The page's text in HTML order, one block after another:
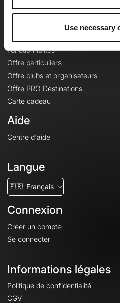
Use necessary
Fonctionnalités
Offre particuliers
Offre clubs et organisateurs
Offre PRO Destinations
Carte cadeau
Aide
Centre d'aide
Langue
🇫🇷 Français
Connexion
Créer un compte
Se connecter
Informations légales
Politique de confidentialité
CGV